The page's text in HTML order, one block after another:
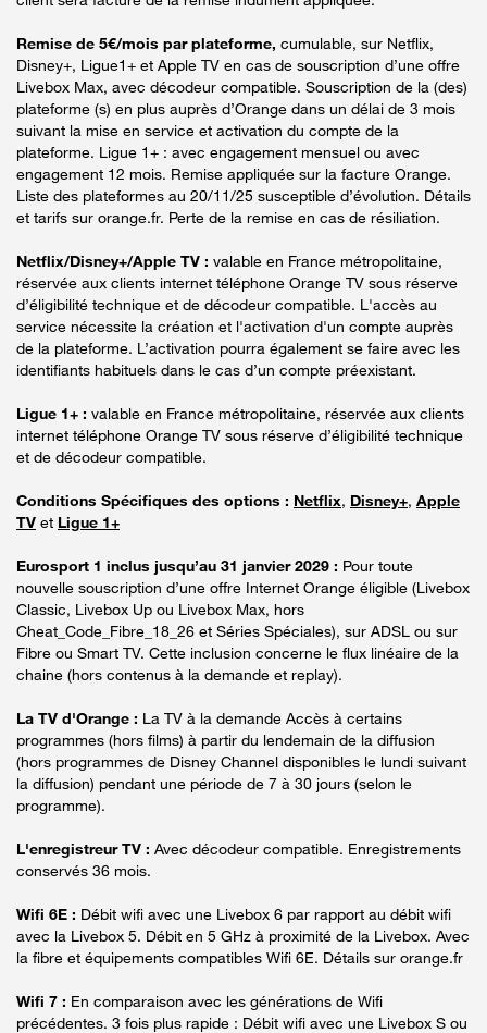
Remise de 5€/mois par plateforme, cumulable, sur Netflix,
Disney+, Ligue1+ et Apple TV en cas de souscription d’une offre
Livebox Max, avec décodeur compatible. Souscription de la (des)
plateforme (s) en plus auprès d’Orange dans un délai de 3 mois
suivant la mise en service et activation du compte de la
plateforme. Ligue 1+ : avec engagement mensuel ou avec
engagement 12 mois. Remise appliquée sur la facture Orange.
Liste des plateformes au 20/11/25 susceptible d’évolution. Détails
et tarifs sur orange.fr. Perte de la remise en cas de résiliation.
Netflix/Disney+/Apple TV : valable en France métropolitaine,
réservée aux clients internet téléphone Orange TV sous réserve
d’éligibilité technique et de décodeur compatible. L'accès au
service nécessite la création et l'activation d'un compte auprès
de la plateforme. L’activation pourra également se faire avec les
identifiants habituels dans le cas d’un compte préexistant.
Ligue 1+ : valable en France métropolitaine, réservée aux clients
internet téléphone Orange TV sous réserve d’éligibilité technique
et de décodeur compatible.
Conditions Spécifiques des options : Netflix, Disney+, Apple
TV et Ligue 1+
Eurosport 1 inclus jusqu’au 31 janvier 2029 : Pour toute
nouvelle souscription d’une offre Internet Orange éligible (Livebox
Classic, Livebox Up ou Livebox Max, hors
Cheat_Code_Fibre_18_26 et Séries Spéciales), sur ADSL ou sur
Fibre ou Smart TV. Cette inclusion concerne le flux linéaire de la
chaine (hors contenus à la demande et replay).
La TV d'Orange : La TV à la demande Accès à certains
programmes (hors films) à partir du lendemain de la diffusion
(hors programmes de Disney Channel disponibles le lundi suivant
la diffusion) pendant une période de 7 à 30 jours (selon le
programme).
L'enregistreur TV : Avec décodeur compatible. Enregistrements
conservés 36 mois.
Wifi 6E : Débit wifi avec une Livebox 6 par rapport au débit wifi
avec la Livebox 5. Débit en 5 GHz à proximité de la Livebox. Avec
la fibre et équipements compatibles Wifi 6E. Détails sur orange.fr
Wifi 7 : En comparaison avec les générations de Wifi
précédentes. 3 fois plus rapide : Débit wifi avec une Livebox S ou